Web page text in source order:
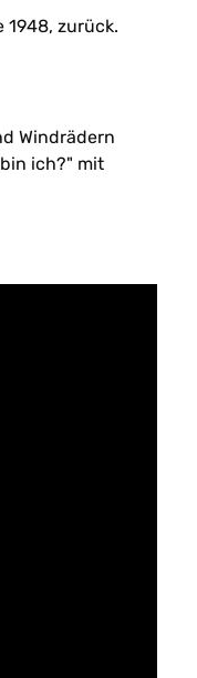
zurück.
Windrädern
ich?" mit